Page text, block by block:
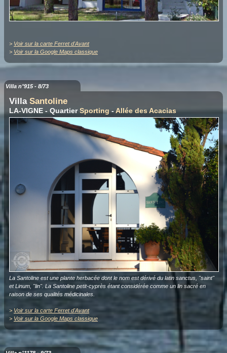
> Voir sur la carte Ferret d'Avant
> Voir sur la Google Maps classique
Villa n°915 - 8/73
Villa Santoline
LA-VIGNE - QuartierSporting - Allée des Acacias
La Santoline est une plante herbacée dont le nom est dérivé du latin sanctus, "saint"
et Linum, "lin". La Santoline petit-cyprès étant considérée comme un lin sacré en
raison de ses qualités médicinales.
> Voir sur la carte Ferret d'Avant
> Voir sur la Google Maps classique